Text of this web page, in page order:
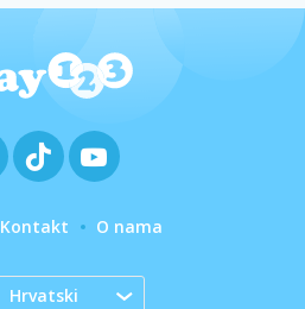
Kontakt O nama
Hrvatski